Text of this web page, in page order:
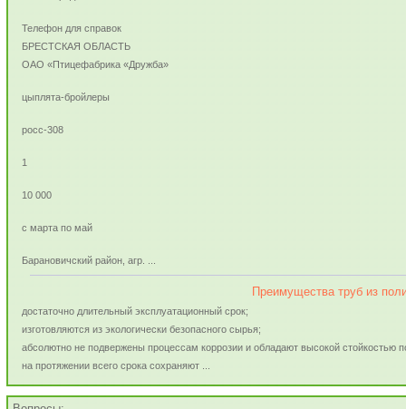
Телефон для справок
БРЕСТСКАЯ ОБЛАСТЬ
ОАО «Птицефабрика «Дружба»
цыплята-бройлеры
росс-308
1
10 000
с марта по май
Барановичский район, агр. ...
Преимущества труб из
достаточно длительный эксплуатационный срок;
изготовляются из экологически безопасного сырья;
абсолютно не подвержены процессам коррозии и обладают высокой стойкостью
на протяжении всего срока сохраняют ...